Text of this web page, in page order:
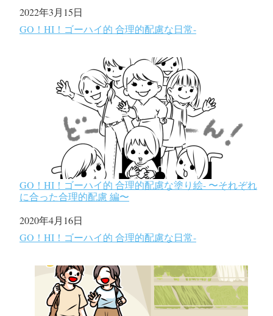
日付
2022年3月15日
関連理由
GO！HI！ゴーハイ的 合理的配慮な日常-
GO！HI！ゴーハイ的 合理的配慮な塗り絵- 〜それぞれ
に合った合理的配慮 編〜
日付
2020年4月16日
関連理由
GO！HI！ゴーハイ的 合理的配慮な日常-